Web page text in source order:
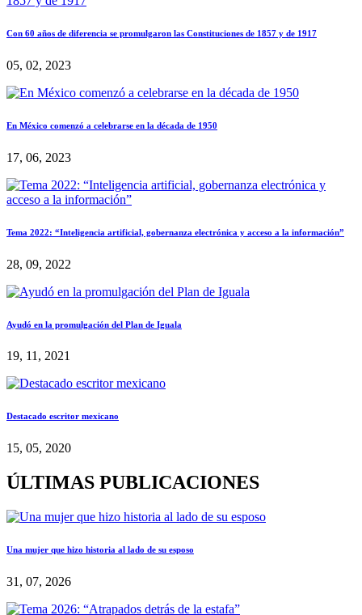
Con 60 años de diferencia se promulgaron las Constituciones de 1857 y de 1917
05, 02, 2023
En México comenzó a celebrarse en la década de 1950
17, 06, 2023
Tema 2022: “Inteligencia artificial, gobernanza electrónica y acceso a la información”
28, 09, 2022
Ayudó en la promulgación del Plan de Iguala
19, 11, 2021
Destacado escritor mexicano
15, 05, 2020
ÚLTIMAS PUBLICACIONES
Una mujer que hizo historia al lado de su esposo
31, 07, 2026